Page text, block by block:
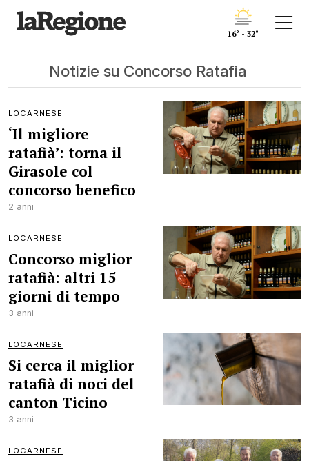
16° - 32°
Notizie su Concorso Ratafia
LOCARNESE
‘Il migliore
ratafià’: torna il
Girasole col
concorso benefico
2 anni
LOCARNESE
Concorso miglior
ratafià: altri 15
giorni di tempo
3 anni
LOCARNESE
Si cerca il miglior
ratafià di noci del
canton Ticino
3 anni
LOCARNESE